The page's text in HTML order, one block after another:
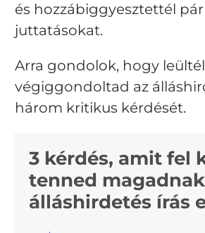
és hozzábiggyesztettél pár
juttatásokat.
Arra gondolok, hogy
végiggondoltad az
három kritikus kérdését.
3 kérdés, amit fel
tenned magadnak
álláshirdetés írás